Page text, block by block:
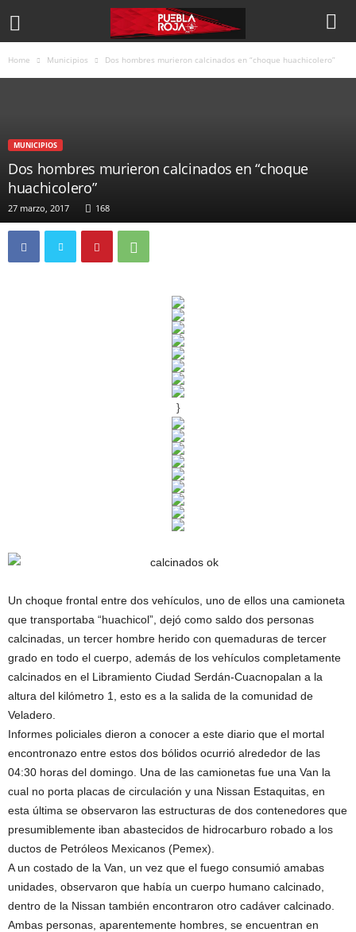
Home Municipios Dos hombres murieron calcinados en “choque huachicolero”
MUNICIPIOS
Dos hombres murieron calcinados en “choque
huachicolero”
27 marzo, 2017 168
}
Un choque frontal entre dos vehículos, uno de ellos una camioneta
que transportaba “huachicol”, dejó como saldo dos personas
calcinadas, un tercer hombre herido con quemaduras de tercer
grado en todo el cuerpo, además de los vehículos completamente
calcinados en el Libramiento Ciudad Serdán-Cuacnopalan a la
altura del kilómetro 1, esto es a la salida de la comunidad de
Veladero.
Informes policiales dieron a conocer a este diario que el mortal
encontronazo entre estos dos bólidos ocurrió alrededor de las
04:30 horas del domingo. Una de las camionetas fue una Van la
cual no porta placas de circulación y una Nissan Estaquitas, en
esta última se observaron las estructuras de dos contenedores que
presumiblemente iban abastecidos de hidrocarburo robado a los
ductos de Petróleos Mexicanos (Pemex).
A un costado de la Van, un vez que el fuego consumió amabas
unidades, observaron que había un cuerpo humano calcinado,
dentro de la Nissan también encontraron otro cadáver calcinado.
Ambas personas, aparentemente hombres, se encuentran en